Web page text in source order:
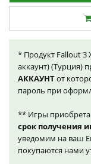
* Продукт Fallout 3
аккаунт) (Турция)
АККАУНТот
пароль при
** Игры
срок получения
уведомим на ваш
покупаются нами